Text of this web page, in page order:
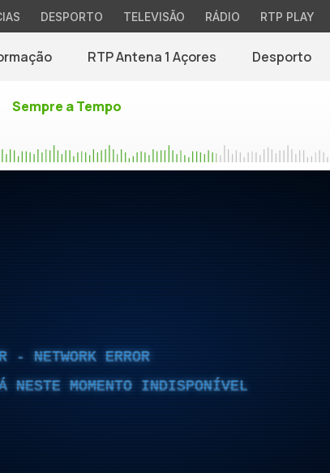
DESPORTO TELEVISÃO RÁDIO RTP PLAY
RTP Antena 1 Açores Desporto
Sempre a Tempo
- NETWORK ERROR
NESTE MOMENTO INDISPONÍVEL